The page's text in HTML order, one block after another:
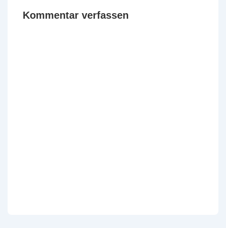
Kommentar verfassen